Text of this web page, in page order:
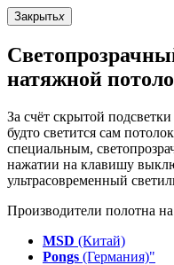
Закрытьx
натяжной
За счёт скрытой
будто светится сам
специальным,
нажатии на клавишу
ультрасовременный
Производители полотна
MSD (Китай)
Pongs (Германия)"